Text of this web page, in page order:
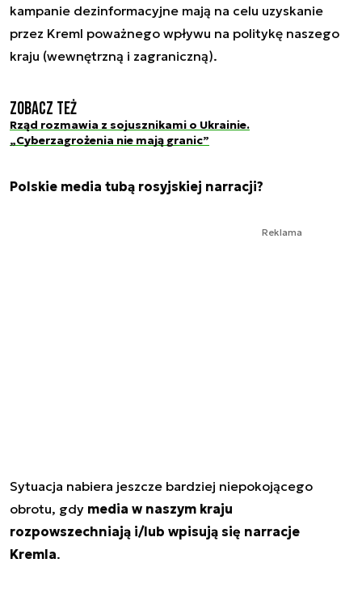
kampanie dezinformacyjne mają na celu uzyskanie
przez Kreml poważnego wpływu na politykę naszego
kraju (wewnętrzną i zagraniczną).
Zobacz też
Rząd rozmawia z sojusznikami o Ukrainie.
„Cyberzagrożenia nie mają granic”
Polskie media tubą rosyjskiej narracji?
Reklama
Sytuacja nabiera jeszcze bardziej niepokojącego
obrotu, gdy media w naszym kraju
rozpowszechniają i/lub wpisują się narracje
Kremla.